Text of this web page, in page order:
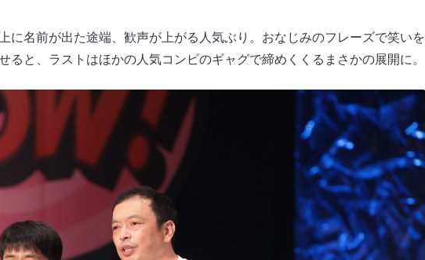
に名前が出た途端、歓声が上がる人気ぶり。おなじみのフレーズで笑いを
ると、ラストはほかの人気コンビのギャグで締めくくるまさかの展開に。